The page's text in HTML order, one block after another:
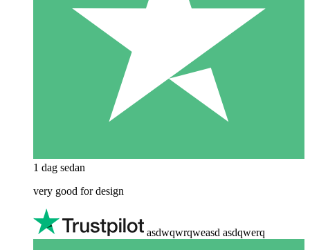
1 dag sedan
very good for design
asdwqwrqweasd asdqwerq